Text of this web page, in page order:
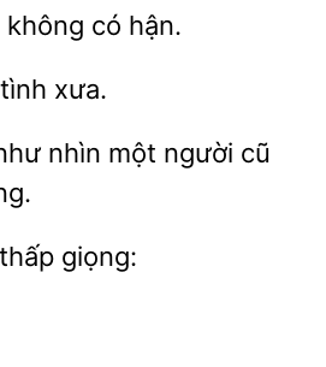
có hận.
xưa.
nhìn một người
giọng: